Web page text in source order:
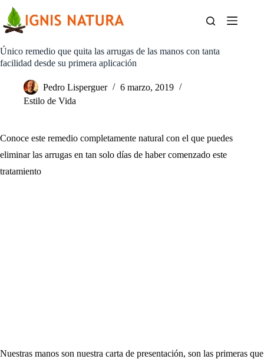
contenido
Único remedio que quita las arrugas de las manos con tanta
facilidad desde su primera aplicación
Pedro Lisperguer
6 marzo, 2019
Estilo de Vida
Conoce este remedio completamente natural con el que puedes
eliminar las arrugas en tan solo días de haber comenzado este
tratamiento
Nuestras manos son nuestra carta de presentación, son las primeras que